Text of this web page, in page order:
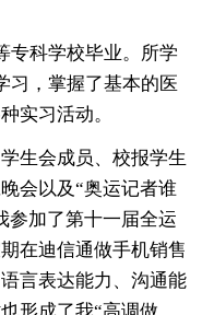
专科学校毕业。所学
习，掌握了基本的医
实习活动。
生会成员、校报学生
会以及“奥运记者谁
参加了第十一届全运
在迪信通做手机销售
言表达能力、沟通能